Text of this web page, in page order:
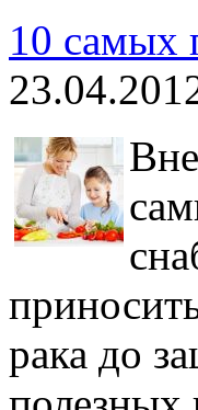
10 самых
рака до